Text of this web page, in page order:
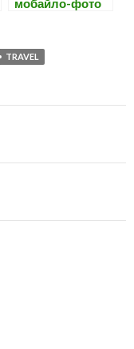
мобайло-фото
TRAVEL